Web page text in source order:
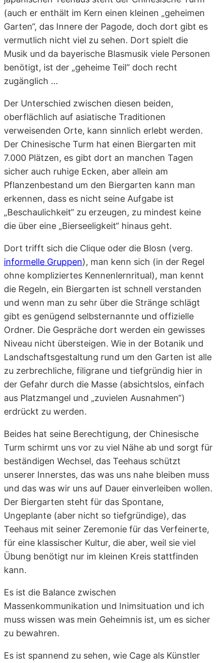
(auch er enthält im Kern einen kleinen „geheimen
Garten“, das Innere der Pagode, doch dort gibt es
vermutlich nicht viel zu sehen. Dort spielt die
Musik und da bayerische Blasmusik viele Personen
benötigt, ist der „geheime Teil“ doch recht
zugänglich …
Der Unterschied zwischen diesen beiden,
oberflächlich auf asiatische Traditionen
verweisenden Orte, kann sinnlich erlebt werden.
Der Chinesische Turm hat einen Biergarten mit
7.000 Plätzen, es gibt dort an manchen Tagen
sicher auch ruhige Ecken, aber allein am
Pflanzenbestand um den Biergarten kann man
erkennen, dass es nicht seine Aufgabe ist
„Beschaulichkeit“ zu erzeugen, zu mindest keine
die über eine „Bierseeligkeit“ hinaus geht.
Dort trifft sich die Clique oder die Blosn (verg.
informelle Gruppen), man kenn sich (in der Regel
ohne kompliziertes Kennenlernritual), man kennt
die Regeln, ein Biergarten ist schnell verstanden
und wenn man zu sehr über die Stränge schlägt
gibt es genügend selbsternannte und offizielle
Ordner. Die Gespräche dort werden ein gewisses
Niveau nicht übersteigen. Wie in der Botanik und
Landschaftsgestaltung rund um den Garten ist alle
zu zerbrechliche, filigrane und tiefgründig hier in
der Gefahr durch die Masse (absichtslos, einfach
aus Platzmangel und „zuvielen Ausnahmen“)
erdrückt zu werden.
Beides hat seine Berechtigung, der Chinesische
Turm schirmt uns vor zu viel Nähe ab und sorgt für
beständigen Wechsel, das Teehaus schützt
unserer Innerstes, das was uns nahe bleiben muss
und das was wir uns auf Dauer einverleiben wollen.
Der Biergarten steht für das Spontane,
Ungeplante (aber nicht so tiefgründige), das
Teehaus mit seiner Zeremonie für das Verfeinerte,
für eine klassischer Kultur, die aber, weil sie viel
Übung benötigt nur im kleinen Kreis stattfinden
kann.
Es ist die Balance zwischen
Massenkommunikation und Inimsituation und ich
muss wissen was mein Geheimnis ist, um es sicher
zu bewahren.
Es ist spannend zu sehen, wie Cage als Künstler